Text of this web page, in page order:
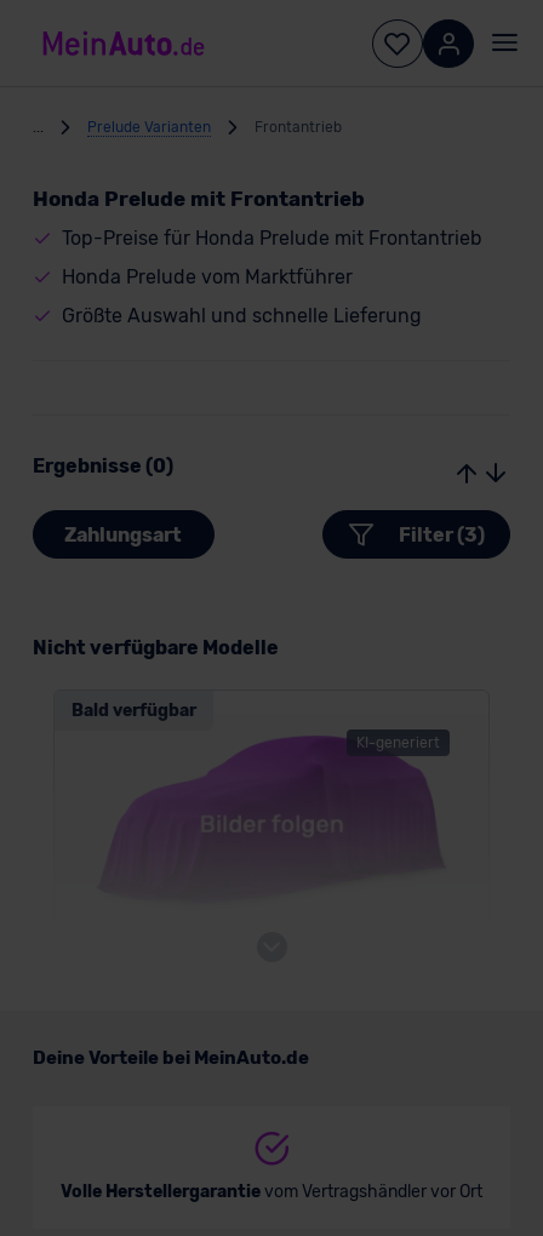
Prelude Varianten Frontantrieb
Honda Prelude mit Frontantrieb
Top-Preise für Honda Prelude mit Frontantrieb
Honda Prelude vom Marktführer
Größte Auswahl und schnelle Lieferung
Ergebnisse (0)
Zahlungsart Filter (3)
Nicht verfügbare Modelle
KI-generiert
Bald verfügbar
Verkauf startet in Kürze
Deine Vorteile bei MeinAuto.de
Volle Herstellergarantievom Vertragshändler vor Ort